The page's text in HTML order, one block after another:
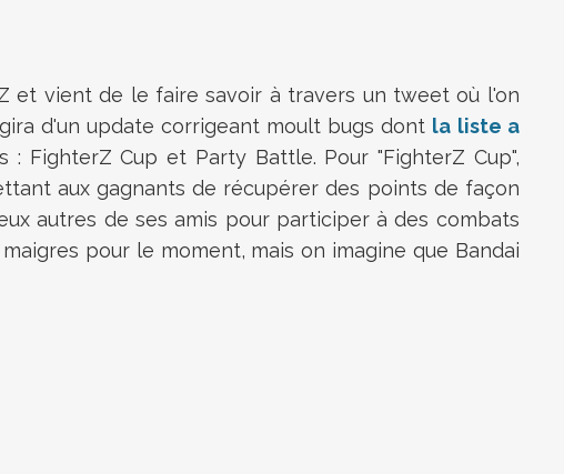
et vient de le faire savoir à travers un tweet où l'on
d'un update corrigeant moult bugs dont la liste a
FighterZ Cup et Party Battle. Pour "FighterZ Cup",
aux gagnants de récupérer des points de façon
autres de ses amis pour participer à des combats
pour le moment, mais on imagine que Bandai